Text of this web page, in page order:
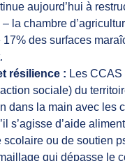
aujourd’hui à
la chambre
17% des surfaces
résilience : Les
sociale) du
dans la main avec les
s’agisse d’aide
scolaire ou de soutien
qui dépasse le